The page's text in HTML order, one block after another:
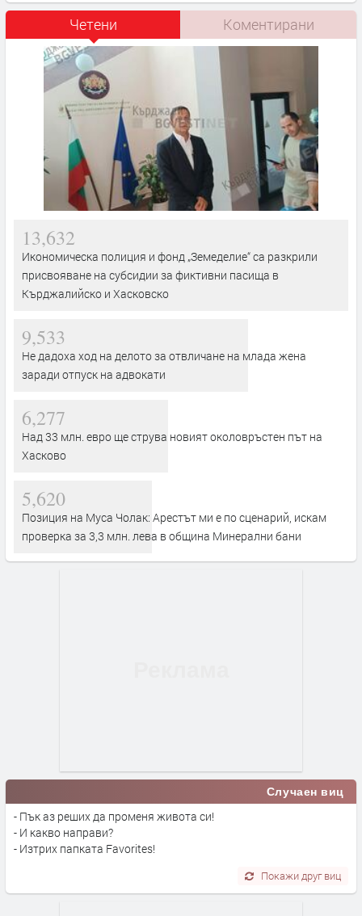
Четени Коментирани
13,632
Икономическа полиция и фонд „Земеделие“ са разкрили
присвояване на субсидии за фиктивни пасища в
Кърджалийско и Хасковско
9,533
Не дадоха ход на делото за отвличане на млада жена
заради отпуск на адвокати
6,277
Над 33 млн. евро ще струва новият околовръстен път на
Хасково
5,620
Позиция на Муса Чолак: Арестът ми е по сценарий, искам
проверка за 3,3 млн. лева в община Минерални бани
Случаен виц
- Пък аз реших да променя живота си!
- И какво направи?
- Изтрих папката Favorites!
Покажи друг виц